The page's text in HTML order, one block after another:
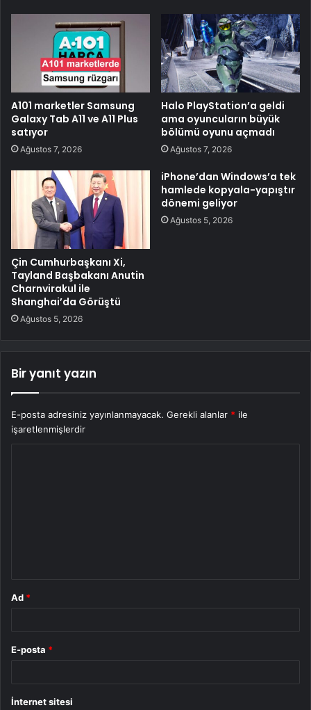
A101 marketler Samsung
Galaxy Tab A11 ve A11 Plus
satıyor
Ağustos 7, 2026
Halo PlayStation’a geldi
ama oyuncuların büyük
bölümü oyunu açmadı
Ağustos 7, 2026
Çin Cumhurbaşkanı Xi,
Tayland Başbakanı Anutin
Charnvirakul ile
Shanghai’da Görüştü
Ağustos 5, 2026
iPhone’dan Windows’a tek
hamlede kopyala-yapıştır
dönemi geliyor
Ağustos 5, 2026
Bir yanıt yazın
E-posta adresiniz yayınlanmayacak. Gerekli alanlar * ile
işaretlenmişlerdir
Ad *
E-posta *
İnternet sitesi